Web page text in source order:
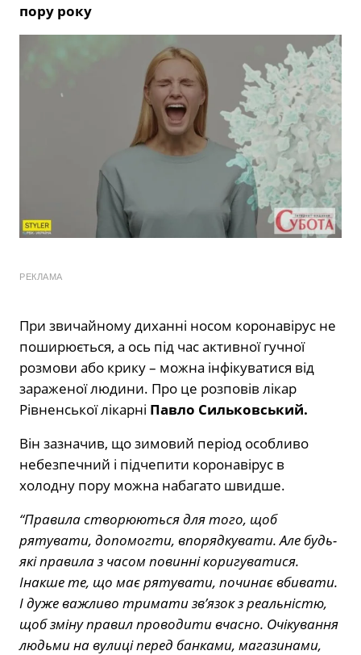
пору року
РЕКЛАМА
При звичайному диханні носом коронавірус не
поширюється, а ось під час активної гучної
розмови або крику – можна інфікуватися від
зараженої людини. Про це розповів лікар
Рівненської лікарні Павло Сильковський.
Він зазначив, що зимовий період особливо
небезпечний і підчепити коронавірус в
холодну пору можна набагато швидше.
“Правила створюються для того, щоб
рятувати, допомогти, впорядкувати. Але будь-
які правила з часом повинні коригуватися.
Інакше те, що має рятувати, починає вбивати.
І дуже важливо тримати зв’язок з реальністю,
щоб зміну правил проводити вчасно. Очікування
людьми на вулиці перед банками, магазинами,